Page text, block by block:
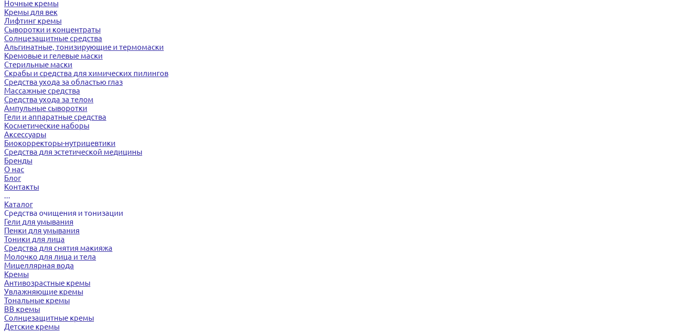
Ночные кремы
Кремы для век
Лифтинг кремы
Сыворотки и концентраты
Солнцезащитные средства
Альгинатные, тонизирующие и термомаски
Кремовые и гелевые маски
Стерильные маски
Скрабы и средства для химических пилингов
Средства ухода за областью глаз
Массажные средства
Средства ухода за телом
Ампульные сыворотки
Гели и аппаратные средства
Косметические наборы
Аксессуары
Биокорректоры-нутрицевтики
Средства для эстетической медицины
Бренды
О нас
Блог
Контакты
...
Каталог
Средства очищения и тонизации
Гели для умывания
Пенки для умывания
Тоники для лица
Средства для снятия макияжа
Молочко для лица и тела
Мицеллярная вода
Кремы
Антивозрастные кремы
Увлажняющие кремы
Тональные кремы
BB кремы
Солнцезащитные кремы
Детские кремы